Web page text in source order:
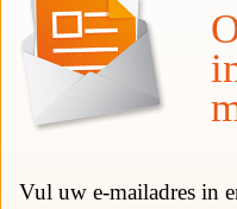
Vul uw e-mailadres in